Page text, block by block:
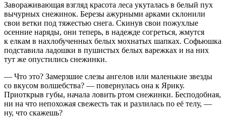
Завораживающая взгляд красота леса укуталась в белый пух
вычурных снежинок. Березы ажурными арками склонили
свои ветки под тяжестью снега. Скинув свои пожухлые
осенние наряды, они теперь, в надежде согреться, жмутся
к елкам в нахлобученных белых мохнатых шапках. Софьюшка
подставила ладошки в пушистых белых варежках и на них
тут же опустились снежинки.
— Что это? Замерзшие слезы ангелов или маленькие звезды
со вкусом волшебства? — повернулась она к Ярику.
Приоткрыв губы, начала ловить ртом снежинки. Бесподобная,
ни на что непохожая свежесть так и разлилась по её телу, —
ну, что скажешь?